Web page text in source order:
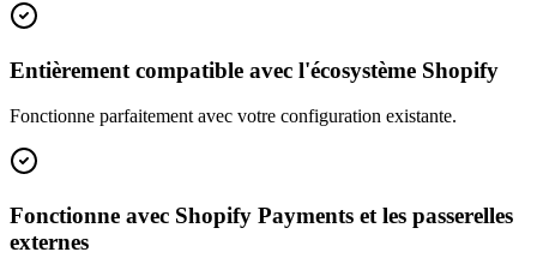
Entièrement compatible avec l'écosystème Shopify
Fonctionne parfaitement avec votre configuration existante.
Fonctionne avec Shopify Payments et les passerelles
externes